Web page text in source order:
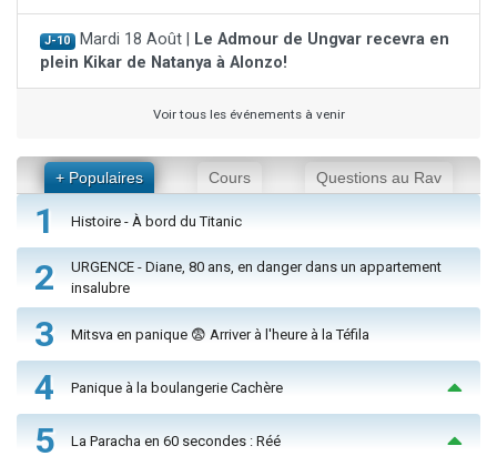
J-10 Mardi 18 Août |
Le Admour de Ungvar recevra en
plein Kikar de Natanya à Alonzo!
Voir tous les événements à venir
+ Populaires Cours Questions au Rav
1 Histoire - À bord du Titanic
2
URGENCE - Diane, 80 ans, en danger dans un appartement
insalubre
3 Mitsva en panique 😨 Arriver à l'heure à la Téfila
4 Panique à la boulangerie Cachère
5 La Paracha en 60 secondes : Réé